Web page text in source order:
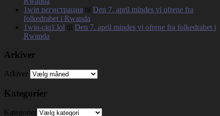
1win регистрация til Den 7. april mindes vi ofrene fra
folkedrabet i Rwanda
1win-ciq1.lol til Den 7. april mindes vi ofrene fra folkedrabet i
Rwanda
Arkiver
Arkiver
Kategorier
Kategorier